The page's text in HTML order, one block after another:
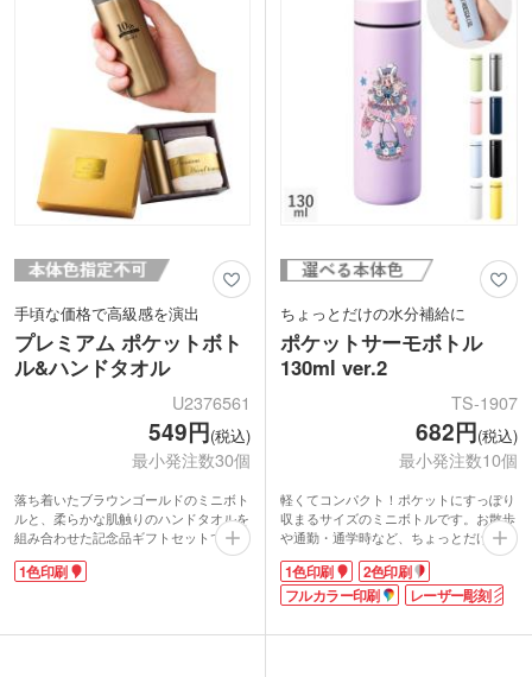
手頃な価格で高級感を演出
プレミアム ポケットボト
ル&ハンドタオル
U2376561
549円(税込)
最小発注数30個
落ち着いたブラウンゴールドのミニボト
ルと、柔らかな肌触りのハンドタオルを
組み合わせた記念品ギフトセットです。
容量120mlのボトルは、ちょっと喉を潤
したい時にぴったりのサイズ。インパク
安価な価格帯です。
1色印刷
ちょっとだけの水分補給に
ポケットサーモボトル
130ml ver.2
TS-1907
682円(税込)
最小発注数10個
軽くてコンパクト！ポケットにすっぽり
収まるサイズのミニボトルです。お散歩
や通勤・通学時など、ちょっとだけ水分
補給したいときに最適。持ち運びラクラ
クで、保温・保冷機能付きだから飲み頃
の温度をしっかりキープしてくれます。
なカラー展開で、淡くやさしい色味がお
1色印刷
2色印刷
フルカラー印刷
レーザー彫刻